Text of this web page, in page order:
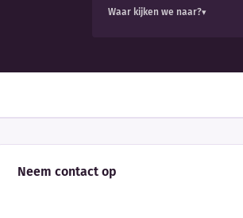
Waar kijken we naar?
Neem contact op